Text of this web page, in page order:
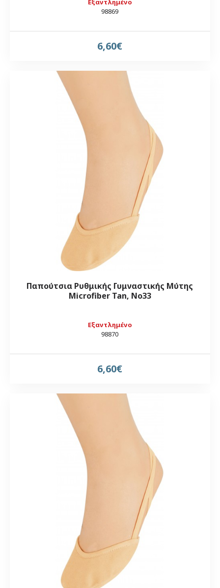
Εξαντλημένο
98869
6,60€
Εξαντλημένο
98870
Παπούτσια Ρυθμικής Γυμναστικής Μύτης
Microfiber Tan, Νο33
6,60€